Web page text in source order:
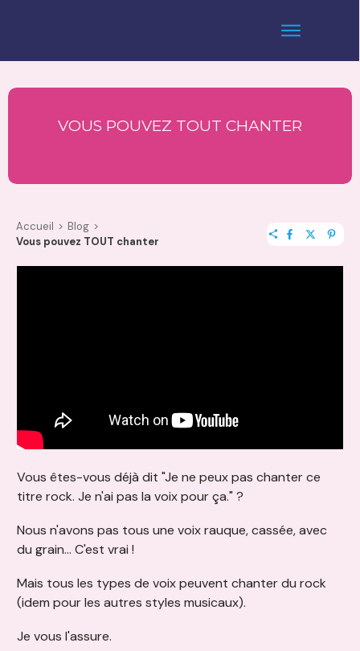
VOUS POUVEZ TOUT CHANTER
Accueil > Blog >
Vous pouvez TOUT chanter
Vous êtes-vous déjà dit "Je ne peux pas chanter ce
titre rock. Je n'ai pas la voix pour ça." ?
Nous n'avons pas tous une voix rauque, cassée, avec
du grain... C'est vrai !
Mais tous les types de voix peuvent chanter du rock
(idem pour les autres styles musicaux).
Je vous l'assure.